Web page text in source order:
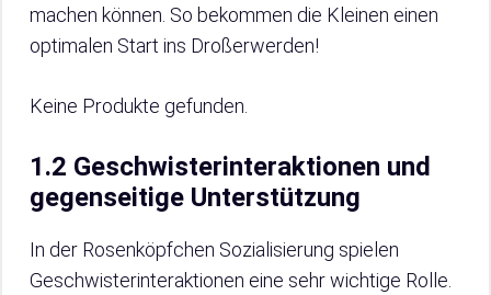
machen können. So bekommen die Kleinen einen
optimalen Start ins Droßerwerden!
Keine Produkte gefunden.
1.2 Geschwisterinteraktionen und
gegenseitige Unterstützung
In der Rosenköpfchen Sozialisierung spielen
Geschwisterinteraktionen eine sehr wichtige Rolle.